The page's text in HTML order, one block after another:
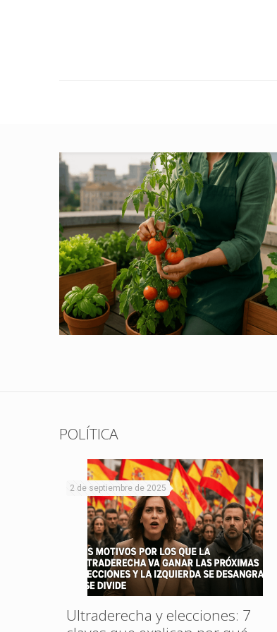
POLÍTICA
2 de septiembre de 2025
Ultraderecha y elecciones: 7